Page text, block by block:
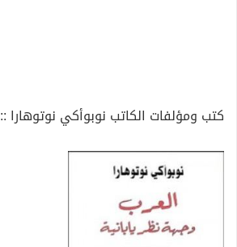
كتب ومؤلفات الكاتب نوبوأكي نوتوهارا ::